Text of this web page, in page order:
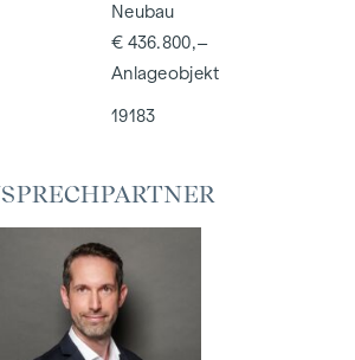
Neubau
€ 436.800,–
Anlageobjekt
19183